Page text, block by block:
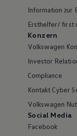
Information zur
Ersthelfer/ first
Konzern
Volkswagen
Investor
Compliance
Kontakt Cyber
Volkswagen
Social Media
Facebook